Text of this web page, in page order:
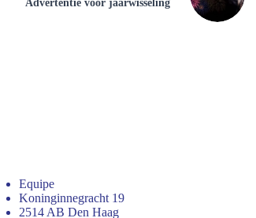
Advertentie voor jaarwisseling
Equipe
Koninginnegracht 19
2514 AB Den Haag